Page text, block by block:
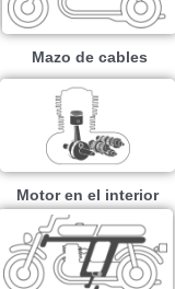
Mazo de cables
Motor en el interior